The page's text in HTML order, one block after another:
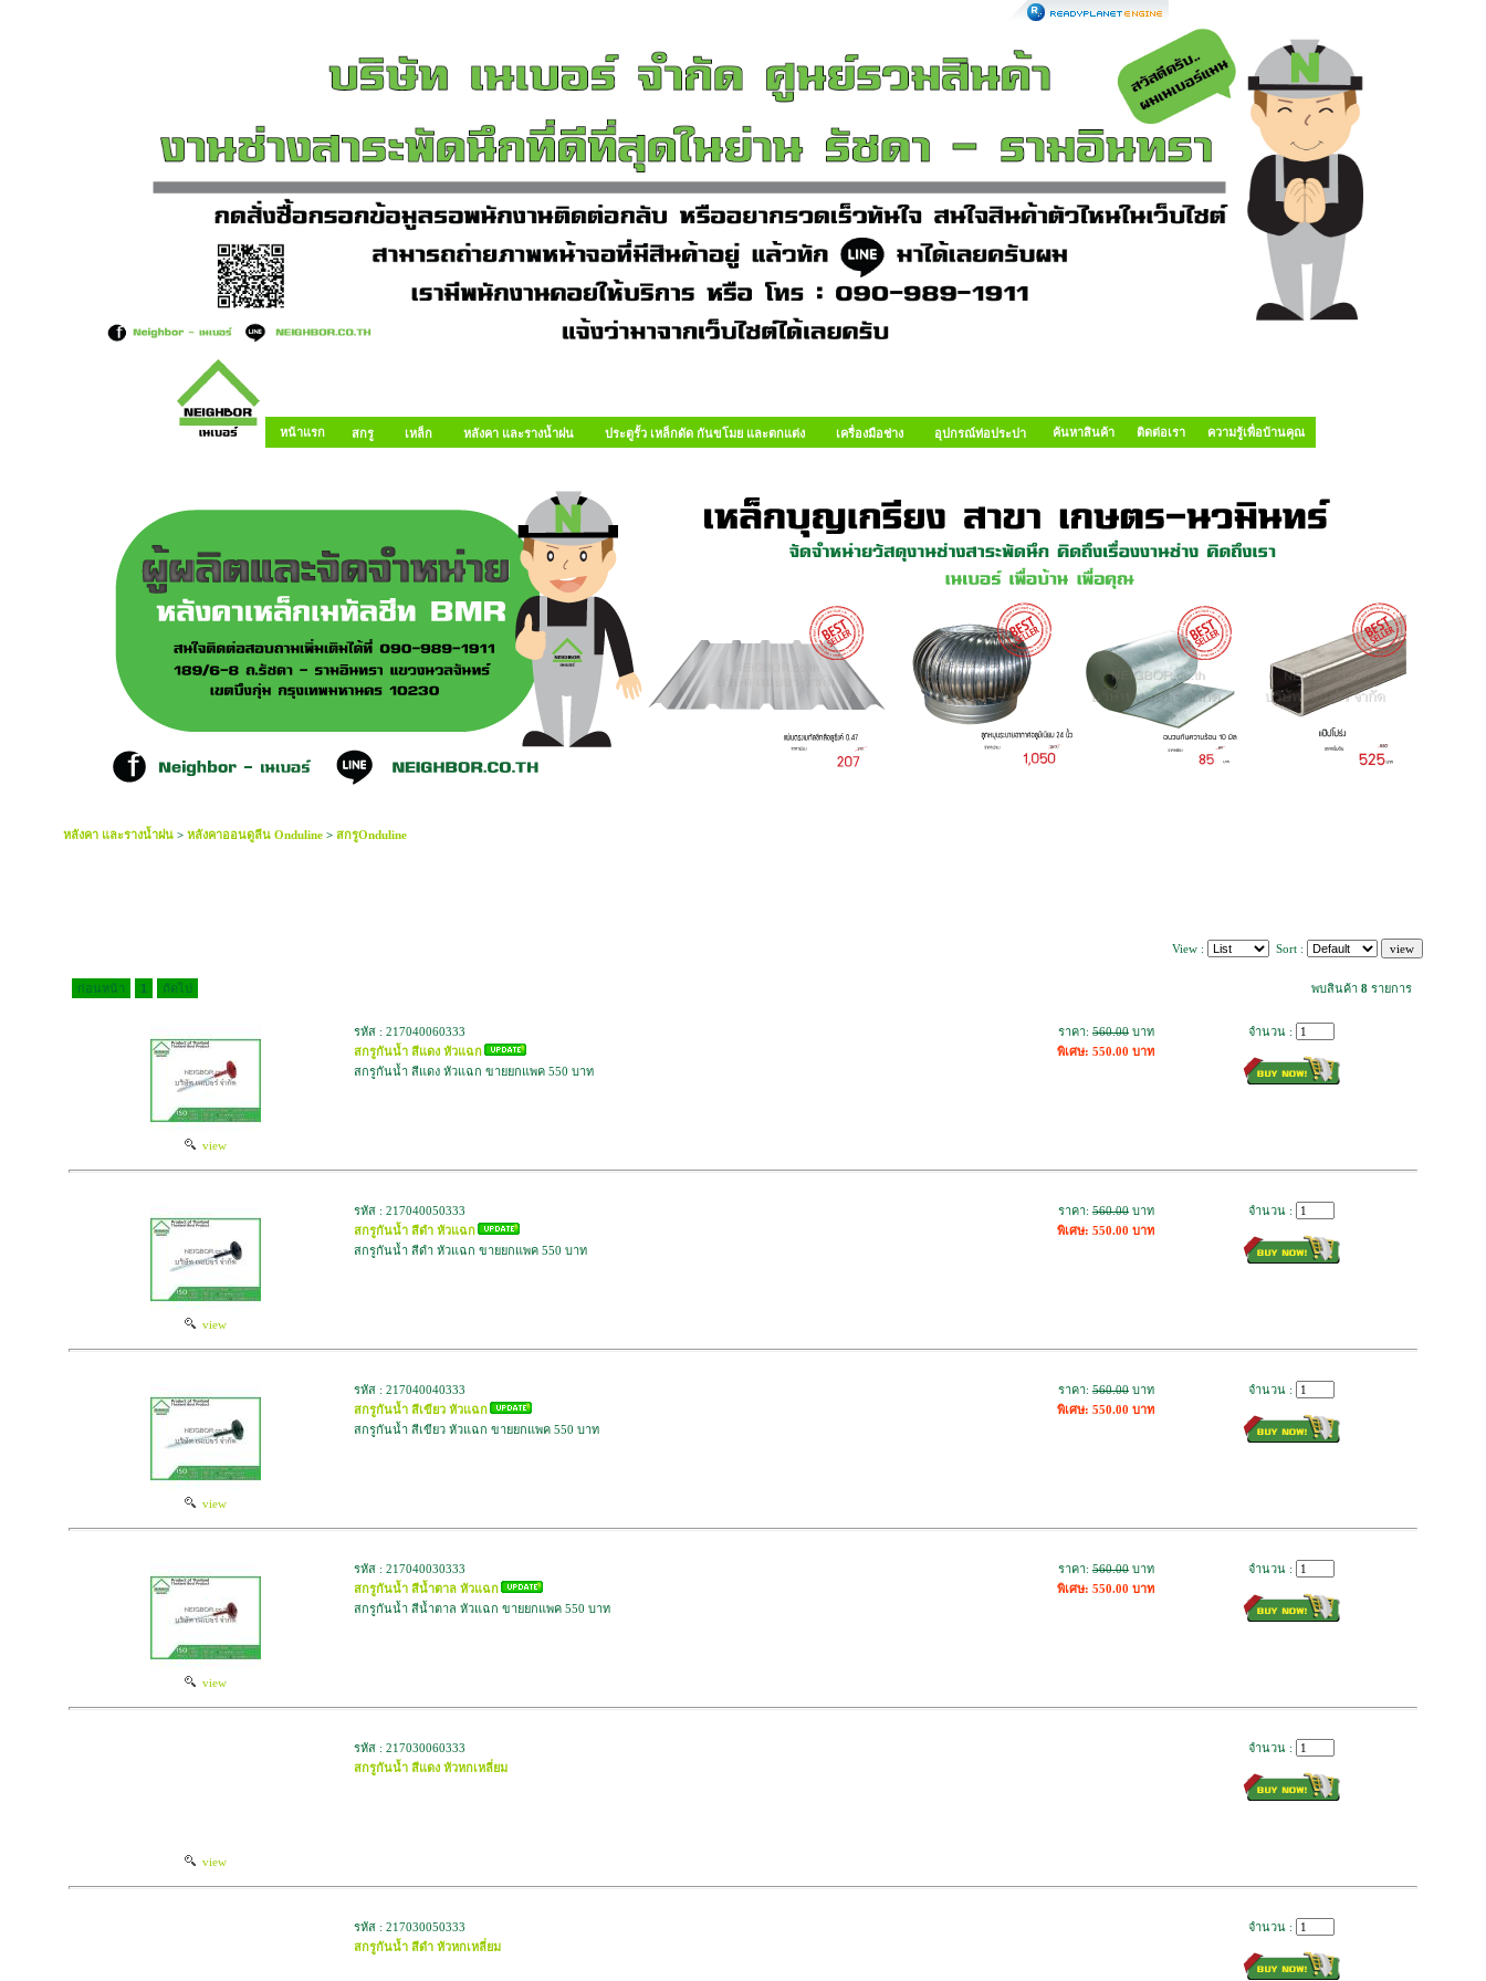
หน้าแรก สกรู เหล็ก หลังคา และรางน้ำฝน ประตูรั้ว เหล็กดัด กันขโมย และตกแต่ง เครื่องมือช่าง อุปกรณ์ท่อประปา ค้นหาสินค้า ติดต่อเรา ความรู้เพื่อบ้านคุณ
หลังคา และรางน้ำฝน > หลังคาออนดูลีน Onduline > สกรูOnduline
View : Sort :
ก่อนหน้า 1 ถัดไป พบสินค้า 8 รายการ
view
รหัส : 217040060333
สกรูกันน้ำ สีแดง หัวแฉก
สกรูกันน้ำ สีแดง หัวแฉก ขายยกแพค 550 บาท
ราคา: 560.00 บาท
พิเศษ: 550.00 บาท
จำนวน :
view
รหัส : 217040050333
สกรูกันน้ำ สีดำ หัวแฉก
สกรูกันน้ำ สีดำ หัวแฉก ขายยกแพค 550 บาท
ราคา: 560.00 บาท
พิเศษ: 550.00 บาท
จำนวน :
view
รหัส : 217040040333
สกรูกันน้ำ สีเขียว หัวแฉก
สกรูกันน้ำ สีเขียว หัวแฉก ขายยกแพค 550 บาท
ราคา: 560.00 บาท
พิเศษ: 550.00 บาท
จำนวน :
view
รหัส : 217040030333
สกรูกันน้ำ สีน้ำตาล หัวแฉก
สกรูกันน้ำ สีน้ำตาล หัวแฉก ขายยกแพค 550 บาท
ราคา: 560.00 บาท
พิเศษ: 550.00 บาท
จำนวน :
view
รหัส : 217030060333
สกรูกันน้ำ สีแดง หัวหกเหลี่ยม
จำนวน :
รหัส : 217030050333
สกรูกันน้ำ สีดำ หัวหกเหลี่ยม
จำนวน :